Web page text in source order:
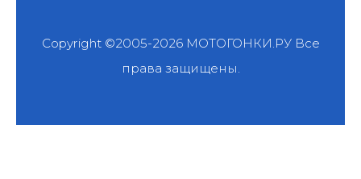
Copyright ©2005-2026 МОТОГОНКИ.РУВсе
права защищены.